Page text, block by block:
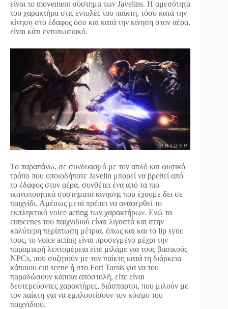
είναι το movement σύστημα των Javelins. Η αμεσότητα
του χαρακτήρα στις εντολές του παίκτη, τόσο κατά την
κίνηση στο έδαφος όσο και κατά την κίνηση στον αέρα,
είναι κάτι εντυπωσιακό.
Το παραπάνω, σε συνδυασμό με τον απλό και φυσικό
τρόπο που οποιοδήποτε Javelin μπορεί να βρεθεί από
το έδαφος στον αέρα, συνθέτει ένα από τα πιο
ικανοποιητικά συστήματα κίνησης που έχουμε δει σε
παιχνίδι. Αμέσως μετά πρέπει να αναφερθεί το
εκπληκτικό voice acting των χαρακτήρων. Ενώ τα
cutscenes του παιχνιδιού είναι λιγοστά και στην
καλύτερη περίπτωση μέτρια, όπως και και το lip sync
τους, το voice acting είναι προσεγμένο μέχρι την
παραμικρή λεπτομέρεια είτε μιλάμε για τους βασικούς
NPCs, που συζητούν με τον παίκτη κατά τη διάρκεια
κάποιου cut scene ή στο Fort Tarsis για να του
παραδώσουν κάποια αποστολή, είτε είναι
δευτερεύοντες χαρακτήρες, διάσπαρτοι, που μιλούν με
τον παίκτη για να εμπλουτίσουν τον κόσμο του
παιχνιδιού.